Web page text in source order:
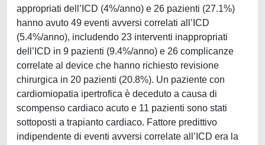
appropriati dell’ICD (4%/anno) e 26 pazienti (27.1%)
hanno avuto 49 eventi avversi correlati all’ICD
(5.4%/anno), includendo 23 interventi inappropriati
dell’ICD in 9 pazienti (9.4%/anno) e 26 complicanze
correlate al device che hanno richiesto revisione
chirurgica in 20 pazienti (20.8%). Un paziente con
cardiomiopatia ipertrofica è deceduto a causa di
scompenso cardiaco acuto e 11 pazienti sono stati
sottoposti a trapianto cardiaco. Fattore predittivo
indipendente di eventi avversi correlate all’ICD era la